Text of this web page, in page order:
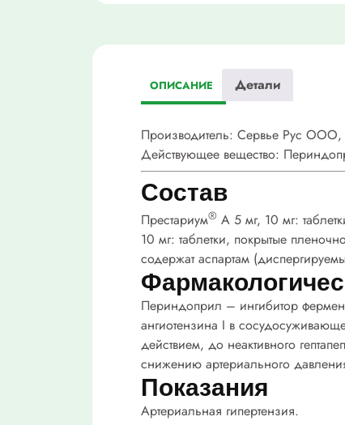
ОПИСАНИЕ Детали
Производитель: Сервье Рус ООО,
Действующее вещество:
Состав
Престариум® А 5 мг, 10 мг:
10 мг: таблетки, покрытые
содержат аспартам (
Периндоприл – ингибитор
ангиотензина I в
действием, до неактивного
снижению артериального
Показания
Артериальная гипертензия.